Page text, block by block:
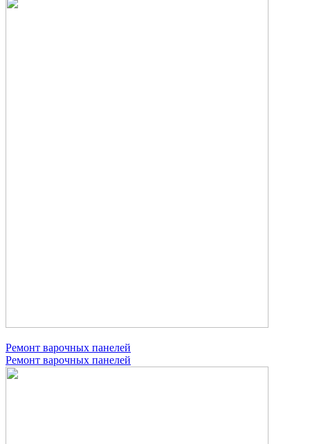
Ремонт варочных панелей
Ремонт варочных панелей